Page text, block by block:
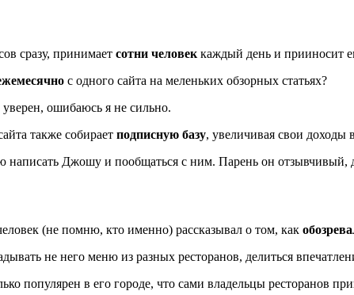
сразу, принимает сотни человек каждый день и прииносит
с одного сайта на меленьких обзорных статьях?
ошибаюсь я не сильно.
также собирает подписную базу, увеличивая свои
Джошу и пообщаться с ним. Парень он отзывчивый,
(не помню, кто именно) рассказывал о том, как
не него меню из разных ресторанов, делиться
популярен в его городе, что сами владельцы ресторанов